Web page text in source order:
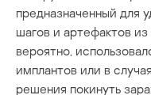
предназначенный для
шагов и артефактов
вероятно,
имплантов или в
решения покинуть